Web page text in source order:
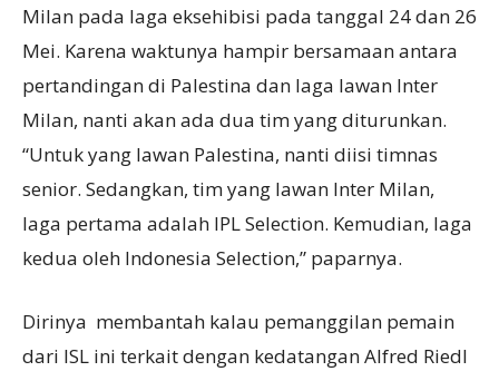
Milan pada laga eksehibisi pada tanggal 24 dan 26
Mei. Karena waktunya hampir bersamaan antara
pertandingan di Palestina dan laga lawan Inter
Milan, nanti akan ada dua tim yang diturunkan.
“Untuk yang lawan Palestina, nanti diisi timnas
senior. Sedangkan, tim yang lawan Inter Milan,
laga pertama adalah IPL Selection. Kemudian, laga
kedua oleh Indonesia Selection,” paparnya.
Dirinya membantah kalau pemanggilan pemain
dari ISL ini terkait dengan kedatangan Alfred Riedl